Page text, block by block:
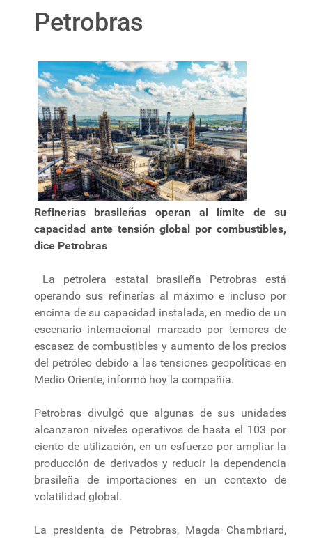
Petrobras
Refinerías brasileñas operan al límite de su
capacidad ante tensión global por combustibles,
dice Petrobras
La petrolera estatal brasileña Petrobras está
operando sus refinerías al máximo e incluso por
encima de su capacidad instalada, en medio de un
escenario internacional marcado por temores de
escasez de combustibles y aumento de los precios
del petróleo debido a las tensiones geopolíticas en
Medio Oriente, informó hoy la compañía.
Petrobras divulgó que algunas de sus unidades
alcanzaron niveles operativos de hasta el 103 por
ciento de utilización, en un esfuerzo por ampliar la
producción de derivados y reducir la dependencia
brasileña de importaciones en un contexto de
volatilidad global.
La presidenta de Petrobras, Magda Chambriard,